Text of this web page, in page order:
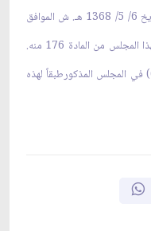
في الدستور التي تمت في استفتاء أجرى بتاريخ 6/ 5/ 1368 هـ. ش الموافق
....... ميلادي. فاستبدل مكان البنود المتعلقة بهذا المجلس من المادة 176 منه.
المجلس المذكورطبقاً لهذه